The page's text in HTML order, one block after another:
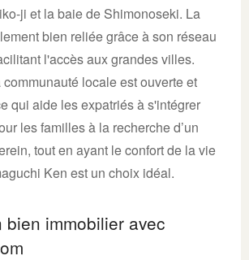
ji et la baie de Shimonoseki. La
bien reliée grâce à son réseau
l'accès aux grandes villes.
locale est ouverte et
qui aide les expatriés à s'intégrer
les familles à la recherche d’un
tout en ayant le confort de la vie
Ken est un choix idéal.
bien immobilier avec